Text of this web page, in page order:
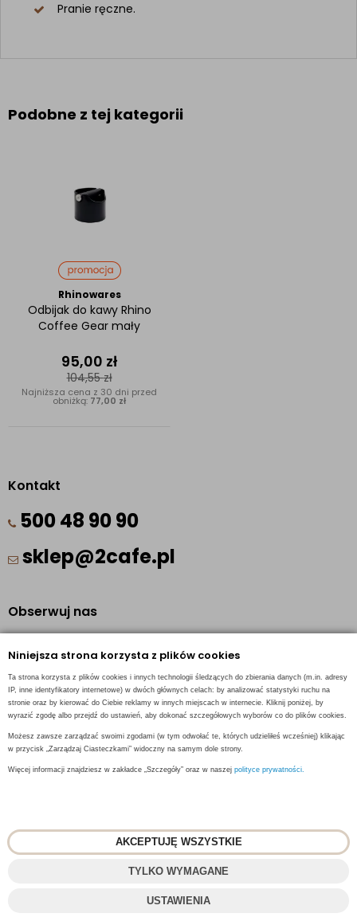
Niniejsza strona korzysta z plików cookies
Ta strona korzysta z plików cookies i innych technologii śledzących do zbierania danych (m.in. adresy
IP, inne identyfikatory internetowe) w dwóch głównych celach: by analizować statystyki ruchu na
stronie oraz by kierować do Ciebie reklamy w innych miejscach w internecie. Kliknij poniżej, by
wyrazić zgodę albo przejdź do ustawień, aby dokonać szczegółowych wyborów co do plików cookies.
Możesz zawsze zarządzać swoimi zgodami (w tym odwołać te, których udzieliłeś wcześniej) klikając
w przycisk „Zarządzaj Ciasteczkami” widoczny na samym dole strony.
Więcej informacji znajdziesz w zakładce „Szczegóły” oraz w naszej polityce prywatności.
AKCEPTUJĘ WSZYSTKIE
TYLKO WYMAGANE
USTAWIENIA
Pranie ręczne.
Podobne z tej kategorii
Rhinowares
Odbijak do kawy Rhino
Coffee Gear mały
95,00 zł
104,55zł
Najniższa cena z 30 dni przed
obniżką: 77,00 zł
Kontakt
500 48 90 90
sklep@2cafe.pl
Obserwuj nas
Instagram
INFORMACJE KONTAKTOWE
© 20182CAFE- Fresh Roasted Coffee
Projekt i oprogramowanie sklepu:ebexo